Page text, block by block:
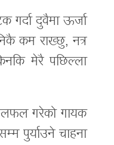
दुवैमा ऊर्जा
कम राख्छु, नत्र
मेरै पछिल्ला
गरेको गायक
पुर्याउने चाहना